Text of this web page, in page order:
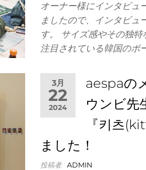
オーナー様にインタビュ
ましたので、インタビュ
す。 サイズ感やその独
注目されている韓国のポ
3月
22
2024
aespaの
ウンビ先
『키츠
ました！
投稿者: ADMIN